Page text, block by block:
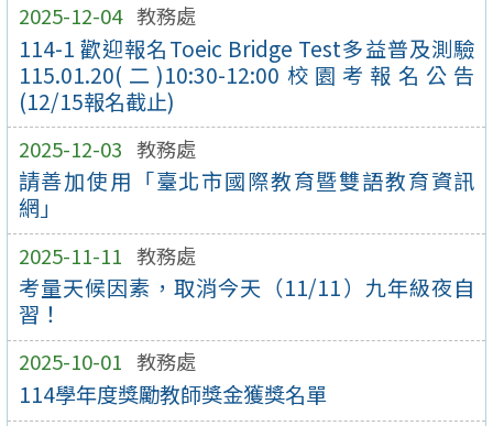
2025-12-04 教務處
114-1 歡迎報名Toeic Bridge Test多益普及測驗
115.01.20(二)10:30-12:00校園考報名公告
(12/15報名截止)
2025-12-03 教務處
請善加使用「臺北市國際教育暨雙語教育資訊
網」
2025-11-11 教務處
考量天候因素，取消今天（11/11）九年級夜自
習！
2025-10-01 教務處
114學年度獎勵教師獎金獲獎名單